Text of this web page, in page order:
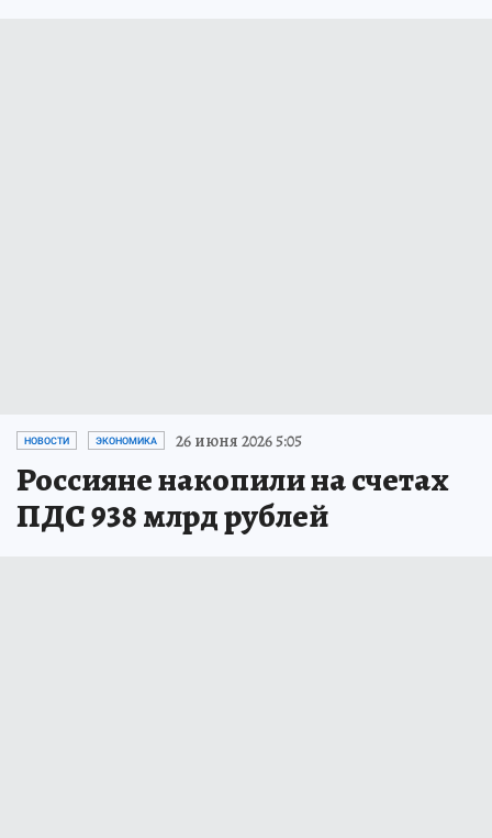
НОВОСТИ ЭКОНОМИКА 26 июня 2026 5:05
Россияне накопили на счетах
ПДС 938 млрд рублей